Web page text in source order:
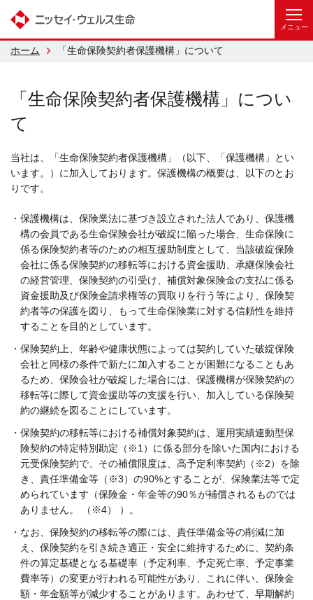
ホーム 「生命保険契約者保護機構」について
「生命保険契約者保護機構」につい
て
当社は、「生命保険契約者保護機構」（以下、「保護機構」とい
います。）に加入しております。保護機構の概要は、以下のとお
りです。
・保護機構は、保険業法に基づき設立された法人であり、保護機
構の会員である生命保険会社が破綻に陥った場合、生命保険に
係る保険契約者等のための相互援助制度として、当該破綻保険
会社に係る保険契約の移転等における資金援助、承継保険会社
の経営管理、保険契約の引受け、補償対象保険金の支払に係る
資金援助及び保険金請求権等の買取りを行う等により、保険契
約者等の保護を図り、もって生命保険業に対する信頼性を維持
することを目的としています。
・保険契約上、年齢や健康状態によっては契約していた破綻保険
会社と同様の条件で新たに加入することが困難になることもあ
るため、保険会社が破綻した場合には、保護機構が保険契約の
移転等に際して資金援助等の支援を行い、加入している保険契
約の継続を図ることにしています。
・保険契約の移転等における補償対象契約は、運用実績連動型保
険契約の特定特別勘定（※1）に係る部分を除いた国内における
元受保険契約で、その補償限度は、高予定利率契約（※2）を除
き、責任準備金等（※3）の90%とすることが、保険業法等で定
められています（保険金・年金等の90％が補償されるものでは
ありません。 （※4） ）。
・なお、保険契約の移転等の際には、責任準備金等の削減に加
え、保険契約を引き続き適正・安全に維持するために、契約条
件の算定基礎となる基礎率（予定利率、予定死亡率、予定事業
費率等）の変更が行われる可能性があり、これに伴い、保険金
額・年金額等が減少することがあります。あわせて、早期解約